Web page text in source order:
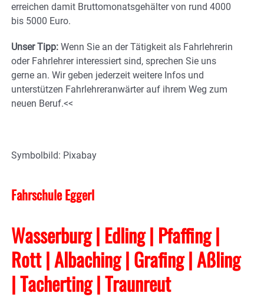
erreichen damit Bruttomonatsgehälter von rund 4000
bis 5000 Euro.
Unser Tipp: Wenn Sie an der Tätigkeit als Fahrlehrerin
oder Fahrlehrer interessiert sind, sprechen Sie uns
gerne an. Wir geben jederzeit weitere Infos und
unterstützen Fahrlehreranwärter auf ihrem Weg zum
neuen Beruf.<<
Symbolbild: Pixabay
Fahrschule Eggerl
Wasserburg | Edling | Pfaffing |
Rott | Albaching| Grafing| Aßling
| Tacherting| Traunreut